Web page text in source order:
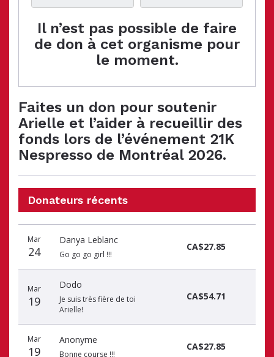
Il n’est pas possible de faire
de don à cet organisme pour
le moment.
Faites un don pour soutenir
Arielle et l’aider à recueillir des
fonds lors de l’événement 21K
Nespresso de Montréal 2026.
Donateurs récents
du
don
du
donateur
du
don
Mar
24
Danya Leblanc
Go go go girl !!!
CA$27.85
Mar
19
Dodo
Je suis très fière de toi
Arielle!
CA$54.71
Mar
19
Anonyme
Bonne course !!!
CA$27.85